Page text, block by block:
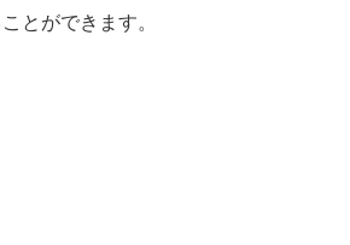
とができます。